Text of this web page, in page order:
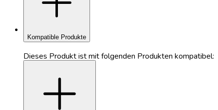
Kompatible Produkte
Dieses Produkt ist mit folgenden Produkten kompatibel:
add